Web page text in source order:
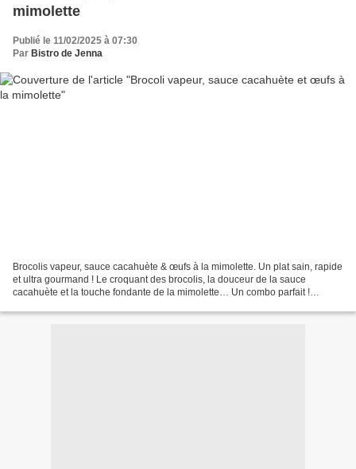
mimolette
Publié le 11/02/2025 à 07:30
Par Bistro de Jenna
Brocolis vapeur, sauce cacahuète & œufs à la mimolette. Un plat sain, rapide
et ultra gourmand ! Le croquant des brocolis, la douceur de la sauce
cacahuète et la touche fondante de la mimolette… Un combo parfait !